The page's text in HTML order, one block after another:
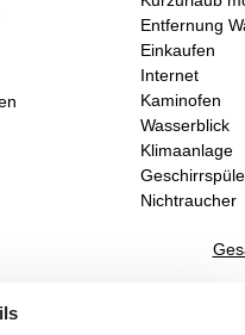
Entfernung
Einkaufen
Internet
Kaminofen
Wasserblick
Klimaanlage
Nichtraucher